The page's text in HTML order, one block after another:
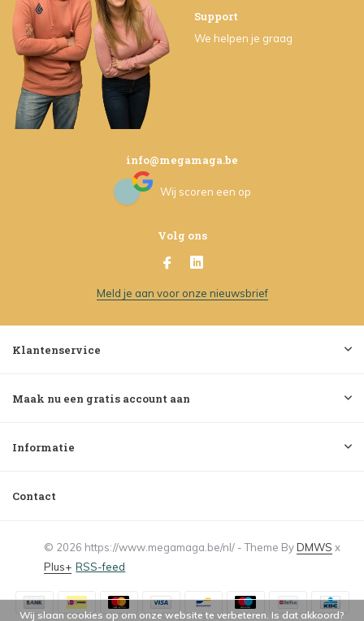
Support
We helpen je graag
info@megamaga.be
Wij scoren een op
Volg ons
Meld je aan voor onze nieuwsbrief
Klantenservice
Maak nu een gratis account aan
Informatie
Contact
© 2026 https://www.megamaga.be/nl/ - Theme ByDMWS x
Plus+ RSS-feed
Wij slaan cookies op om onze website te verbeteren. Is dat akkoord?